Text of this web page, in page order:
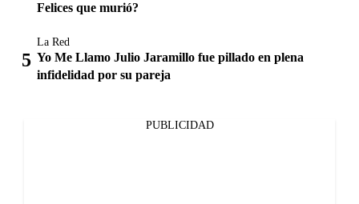
Felices que murió?
La Red
Yo Me Llamo Julio Jaramillo fue pillado en plena
infidelidad por su pareja
PUBLICIDAD